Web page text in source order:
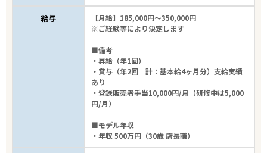
給与
【月給】185,000円～350,000円
※ご経験等により決定します
■備考
・昇給（年1回）
・賞与（年2回 計：基本給4ヶ月分）支給実績
あり
・登録販売者手当10,000円/月（研修中は5,000
円/月）
■モデル年収
・年収 500万円（30歳 店長職）